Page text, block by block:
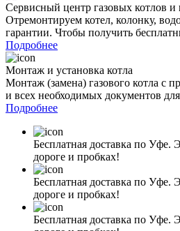
Сервисный центр газовых котлов и
Отремонтируем котел, колонку,
гарантии. Чтобы получить
Подробнее
Монтаж и установка котла
Монтаж (замена) газового котла с
и всех необходимых документов
Подробнее
Бесплатная доставка по Уфе.
дороге и пробках!
Бесплатная доставка по Уфе.
дороге и пробках!
Бесплатная доставка по Уфе.